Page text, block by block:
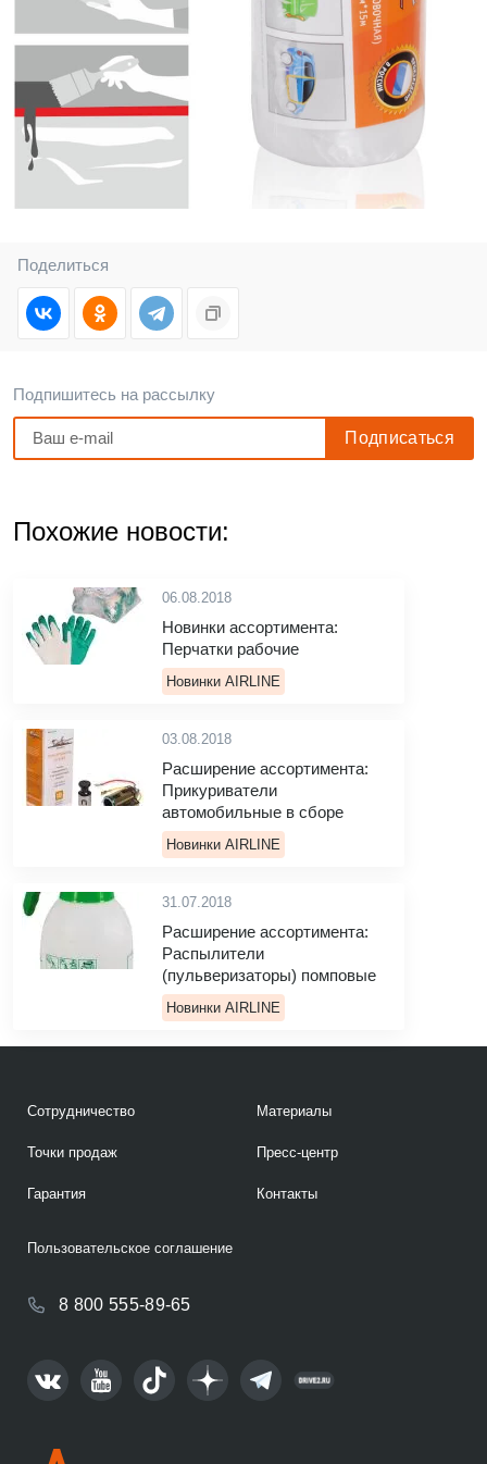
Поделиться
Подпишитесь на рассылку
Похожие новости:
06.08.2018
Новинки ассортимента:
Перчатки рабочие
Новинки AIRLINE
03.08.2018
Расширение ассортимента:
Прикуриватели
автомобильные в сборе
Новинки AIRLINE
31.07.2018
Расширение ассортимента:
Распылители
(пульверизаторы) помповые
Новинки AIRLINE
Сотрудничество
Точки продаж
Гарантия
Материалы
Пресс-центр
Контакты
8 800 555-89-65
Пользовательское соглашение